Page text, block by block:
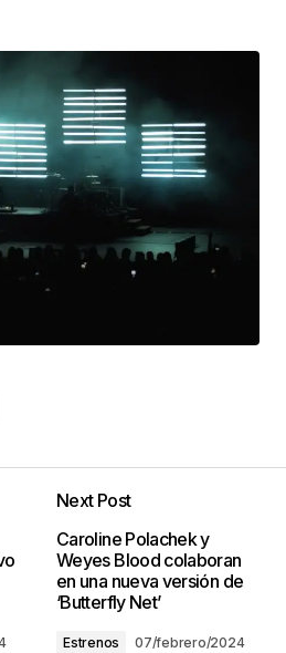
Next Post
Caroline Polachek y
Weyes Blood colaboran
en una nueva versión de
‘Butterfly Net’
Estrenos 07/febrero/2024